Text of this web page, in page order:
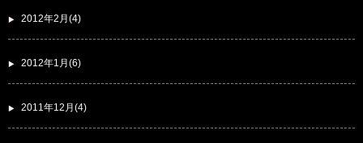
2012年2月(4)
2012年1月(6)
2011年12月(4)